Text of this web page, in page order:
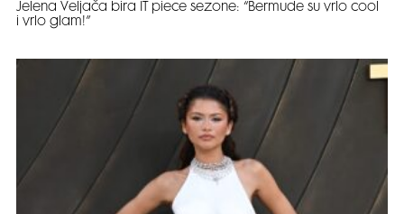
Jelena Veljača bira IT piece sezone: “Bermude su vrlo cool
i vrlo glam!”